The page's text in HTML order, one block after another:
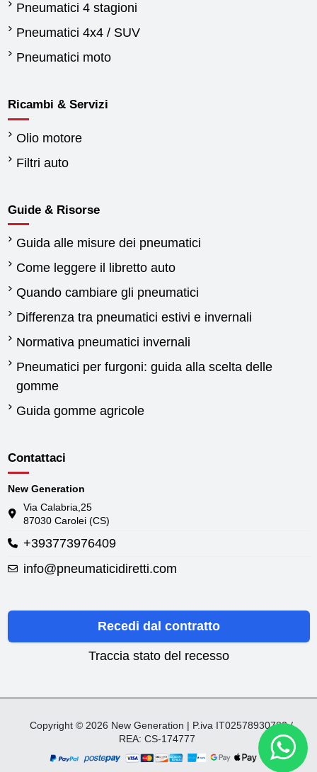
Pneumatici 4 stagioni
Pneumatici 4x4 / SUV
Pneumatici moto
Ricambi & Servizi
Olio motore
Filtri auto
Guide & Risorse
Guida alle misure dei pneumatici
Come leggere il libretto auto
Quando cambiare gli pneumatici
Differenza tra pneumatici estivi e invernali
Normativa pneumatici invernali
Pneumatici per furgoni: guida alla scelta delle
gomme
Guida gomme agricole
Contattaci
New Generation
Via Calabria,25
87030 Carolei (CS)
+393773976409
info@pneumaticidiretti.com
Recedi dal contratto
Traccia stato del recesso
Copyright © 2026 New Generation | P.iva IT02578930782 /
REA: CS-174777